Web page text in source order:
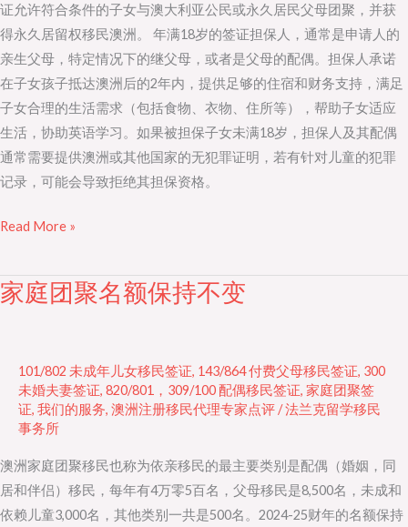
证允许符合条件的子女与澳大利亚公民或永久居民父母团聚，并获
得永久居留权移民澳洲。 年满18岁的签证担保人，通常是申请人的
亲生父母，特定情况下的继父母，或者是父母的配偶。担保人承诺
在子女孩子抵达澳洲后的2年内，提供足够的住宿和财务支持，满足
子女合理的生活需求（包括食物、衣物、住所等），帮助子女适应
生活，协助英语学习。如果被担保子女未满18岁，担保人及其配偶
通常需要提供澳洲或其他国家的无犯罪证明，若有针对儿童的犯罪
记录，可能会导致拒绝其担保资格。
月！
Read More »
家庭团聚名额保持不变
101/802 未成年儿女移民签证, 143/864 付费父母移民签证, 300
未婚夫妻签证, 820/801，309/100 配偶移民签证, 家庭团聚签
证, 我们的服务, 澳洲注册移民代理专家点评/法兰克留学移民
事务所
澳洲家庭团聚移民也称为依亲移民的最主要类别是配偶（婚姻，同
居和伴侣）移民，每年有4万零5百名，父母移民是8,500名，未成和
依赖儿童3,000名，其他类别一共是500名。2024-25财年的名额保持
家
持
不
变